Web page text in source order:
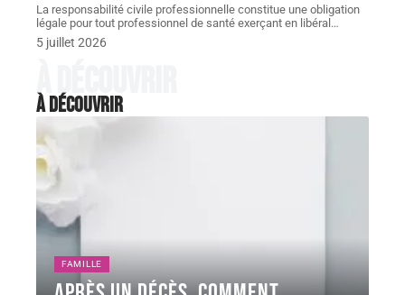
La responsabilité civile professionnelle constitue une obligation
légale pour tout professionnel de santé exerçant en libéral …
5 juillet 2026
À découvrir
À découvrir
FAMILLE